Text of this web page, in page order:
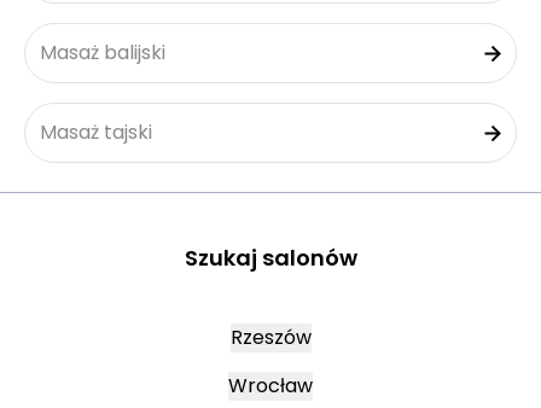
Masaż balijski
Masaż tajski
Szukaj salonów
Rzeszów
Wrocław